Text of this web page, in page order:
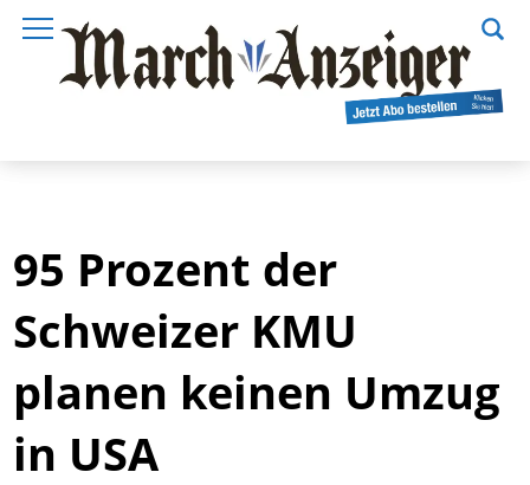
95 Prozent der
Schweizer KMU
planen keinen Umzug
in USA